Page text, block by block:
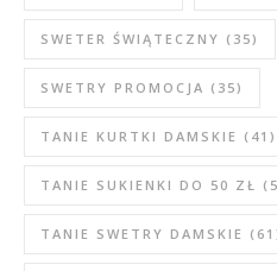
SWETER ŚWIĄTECZNY (35)
SWETRY PROMOCJA (35)
TANIE KURTKI DAMSKIE (41)
TANIE SUKIENKI DO 50 ZŁ
TANIE SWETRY DAMSKIE